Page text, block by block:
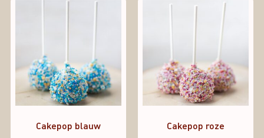
Cakepop blauw Cakepop roze